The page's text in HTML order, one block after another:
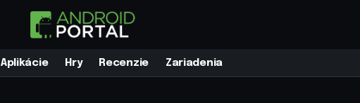
Aplikácie Hry Recenzie Zariadenia